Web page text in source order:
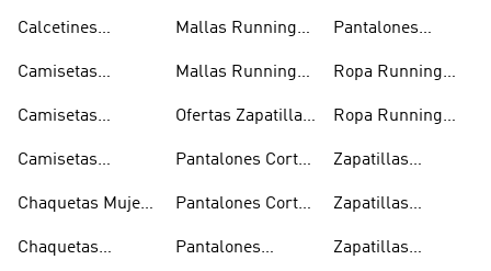
Calcetines
Camisetas
Camisetas
Camisetas
Chaquetas Mujer
Chaquetas
Mallas Running
Mallas Running
Ofertas Zapatillas
Pantalones Cortos
Pantalones Cortos
Pantalones
Pantalones
Ropa Running
Ropa Running
Zapatillas
Zapatillas
Zapatillas